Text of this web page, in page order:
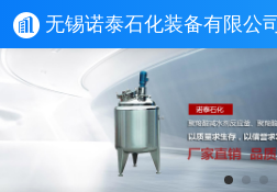
无锡诺泰石化装备有限公司